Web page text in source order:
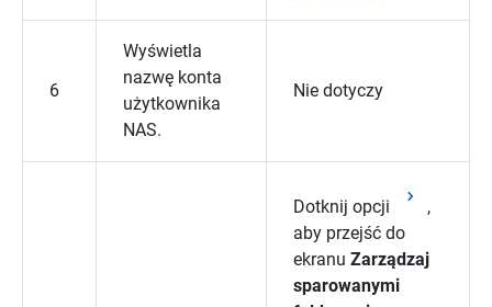
6
Wyświetla
nazwę konta
użytkownika
NAS.
Nie dotyczy
Dotknij opcji
,
aby przejść do
ekranu Zarządzaj
sparowanymi